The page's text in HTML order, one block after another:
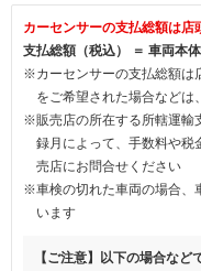
カーセンサーの支払総額は店
支払総額（税込） ＝ 車両本
※カーセンサーの支払総額は
をご希望された場合などは
※販売店の所在する所轄運輸
録月によって、手数料や税
売店にお問合せください
※車検の切れた車両の場合、
います
【ご注意】以下の場合な